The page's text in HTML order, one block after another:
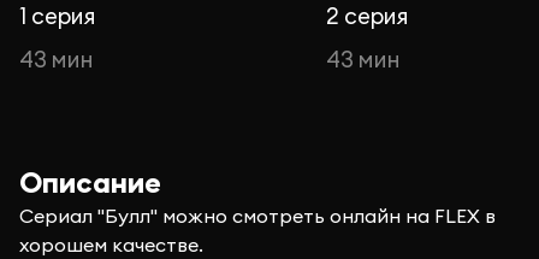
1 серия
43 мин
2 серия
43 мин
Описание
Сериал "Булл" можно смотреть онлайн на FLEX в
хорошем качестве.